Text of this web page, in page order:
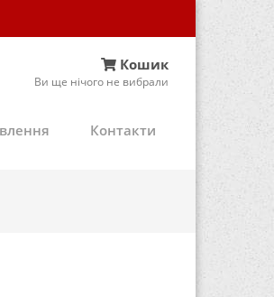
Кошик
Ви ще нічого не вибрали
Контакти